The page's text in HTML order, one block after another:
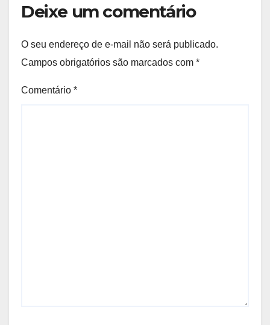
Deixe um comentário
O seu endereço de e-mail não será publicado.
Campos obrigatórios são marcados com *
Comentário *